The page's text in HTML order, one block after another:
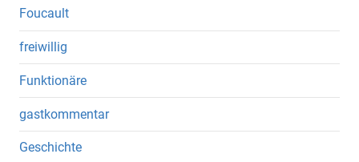
Foucault
freiwillig
Funktionäre
gastkommentar
Geschichte